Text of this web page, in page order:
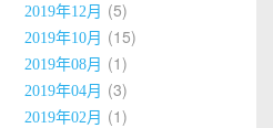
2019年12月 5
2019年10月 15
2019年08月 1
2019年04月 3
2019年02月 1